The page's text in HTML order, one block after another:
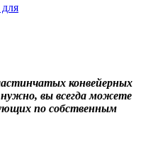
конвейерных
вы всегда можете
по собственным